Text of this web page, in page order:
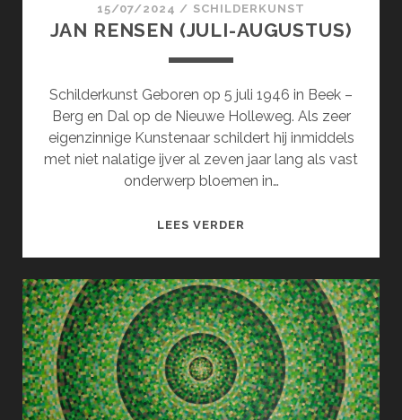
15/07/2024 / SCHILDERKUNST
JAN RENSEN (JULI-AUGUSTUS)
Schilderkunst Geboren op 5 juli 1946 in Beek –
Berg en Dal op de Nieuwe Holleweg. Als zeer
eigenzinnige Kunstenaar schildert hij inmiddels
met niet nalatige ijver al zeven jaar lang als vast
onderwerp bloemen in…
LEES VERDER
AUGUSTUS)